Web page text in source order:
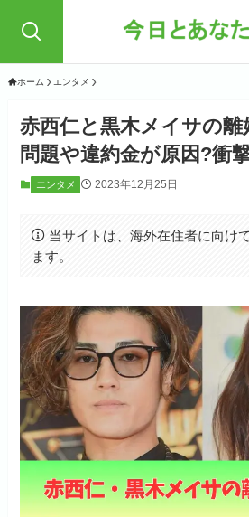
ホーム エンタメ
赤西仁と黒木メイサの
問題や違約金が原因?衝
エンタメ 2023年12月25日
当サイトは、海外在住者に向け
ます。